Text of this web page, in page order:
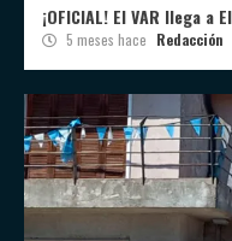
¡OFICIAL! El VAR llega a
5 meses hace Redacción